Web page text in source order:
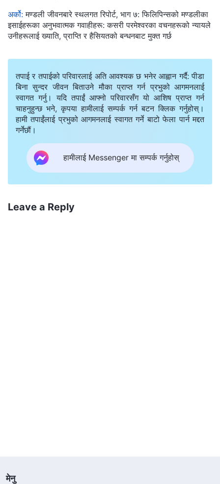
अर्को:मण्डली जीवनबारे स्थलगत रिपोर्ट, भाग ७: फिलिपिन्सको मण्डलीका
इसाईहरूका अनुभवात्मक गवाहीहरू: कसरी परमेश्‍वरका वचनहरूको न्यायले
उनीहरूलाई ख्याति, प्राप्ति र हैसियतको बन्धनबाट मुक्त गर्छ
तपाई र तपाईको परिवारलाई अति आवश्यक छ भनेर आह्वान गर्दै: पीडा
बिना सुन्दर जीवन बिताउने मौका प्राप्त गर्न प्रभुको आगमनलाई
स्वागत गर्नु। यदि तपाईं आफ्नो परिवारसँग यो आशिष प्राप्त गर्न
चाहनुहुन्छ भने, कृपया हामीलाई सम्पर्क गर्न बटन क्लिक गर्नुहोस्।
हामी तपाईंलाई प्रभुको आगमनलाई स्वागत गर्ने बाटो फेला पार्न मद्दत
गर्नेछौं।
हामीलाई Messenger मा सम्पर्क गर्नुहोस्
Leave a Reply
मेनु